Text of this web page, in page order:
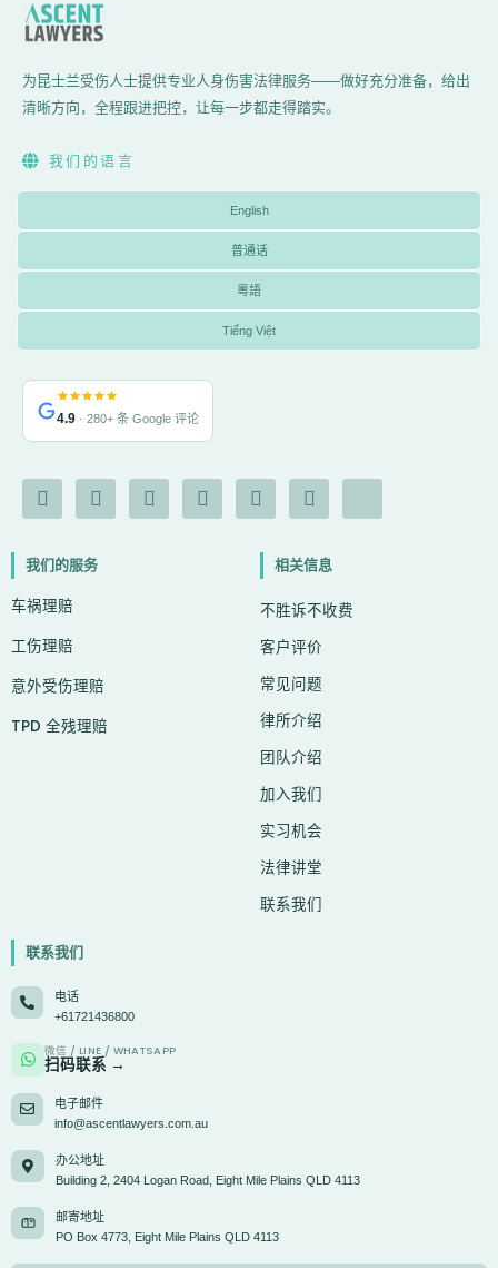
为昆士兰受伤人士提供专业人身伤害法律服务——做好充分准备，给出
清晰方向，全程跟进把控，让每一步都走得踏实。
我们的语言
English
普通话
粵語
Tiếng Việt
4.9 · 280+ 条 Google 评论
F
a
c
b
o
-
I
n
s
a
Y
o
u
L
i
n
G
o
o
g
e
X
-
t
i
t
r
I
o
我们的服务
车祸理赔
工伤理赔
意外受伤理赔
TPD 全残理赔
相关信息
不胜诉不收费
客户评价
常见问题
律所介绍
团队介绍
加入我们
实习机会
法律讲堂
联系我们
联系我们
电话
+61721436800
微信 / LINE / WHATSAPP
扫码联系 →
电子邮件
info@ascentlawyers.com.au
办公地址
Building 2, 2404 Logan Road, Eight Mile Plains QLD 4113
邮寄地址
PO Box 4773, Eight Mile Plains QLD 4113